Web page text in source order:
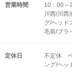
営業時間
10：00～
川西/川西
グ/ヘッド
毛前/ブラ
定休日
不定休 ベ
ング/ヘッ